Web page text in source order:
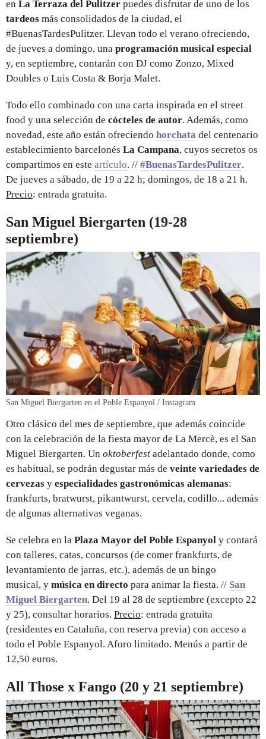
en La Terraza del Pulitzer puedes disfrutar de uno de los
tardeos más consolidados de la ciudad, el
#BuenasTardesPulitzer. Llevan todo el verano ofreciendo,
de jueves a domingo, una programación musical especial
y, en septiembre, contarán con DJ como Zonzo, Mixed
Doubles o Luis Costa & Borja Malet.
Todo ello combinado con una carta inspirada en el street
food y una selección de cócteles de autor. Además, como
novedad, este año están ofreciendo horchata del centenario
establecimiento barcelonés La Campana, cuyos secretos os
compartimos en este artículo. // #BuenasTardesPulitzer.
De jueves a sábado, de 19 a 22 h; domingos, de 18 a 21 h.
Precio: entrada gratuita.
San Miguel Biergarten (19-28
septiembre)
San Miguel Biergarten en el Poble Espanyol / Instagram
Otro clásico del mes de septiembre, que además coincide
con la celebración de la fiesta mayor de La Mercè, es el San
Miguel Biergarten. Un oktoberfest adelantado donde, como
es habitual, se podrán degustar más de veinte variedades de
cervezas y especialidades gastronómicas alemanas:
frankfurts, bratwurst, pikantwurst, cervela, codillo... además
de algunas alternativas veganas.
Se celebra en la Plaza Mayor del Poble Espanyol y contará
con talleres, catas, concursos (de comer frankfurts, de
levantamiento de jarras, etc.), además de un bingo
musical, y música en directo para animar la fiesta. // San
Miguel Biergarten. Del 19 al 28 de septiembre (excepto 22
y 25), consultar horarios. Precio: entrada gratuita
(residentes en Cataluña, con reserva previa) con acceso a
todo el Poble Espanyol. Aforo limitado. Menús a partir de
12,50 euros.
All Those x Fango (20 y 21 septiembre)